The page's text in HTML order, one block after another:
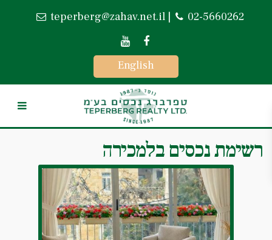
02-5660262
|
teperberg@zahav.net.il
English
רשימת נכסים בלמכירה